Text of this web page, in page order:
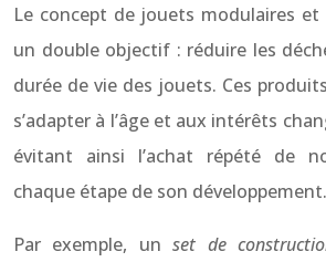
Le concept de jouets modulaires
un double objectif : réduire les
durée de vie des jouets. Ces
s’adapter à l’âge et aux intérêts
évitant ainsi l’achat répété de
chaque étape de son développement.
Par exemple, unset de